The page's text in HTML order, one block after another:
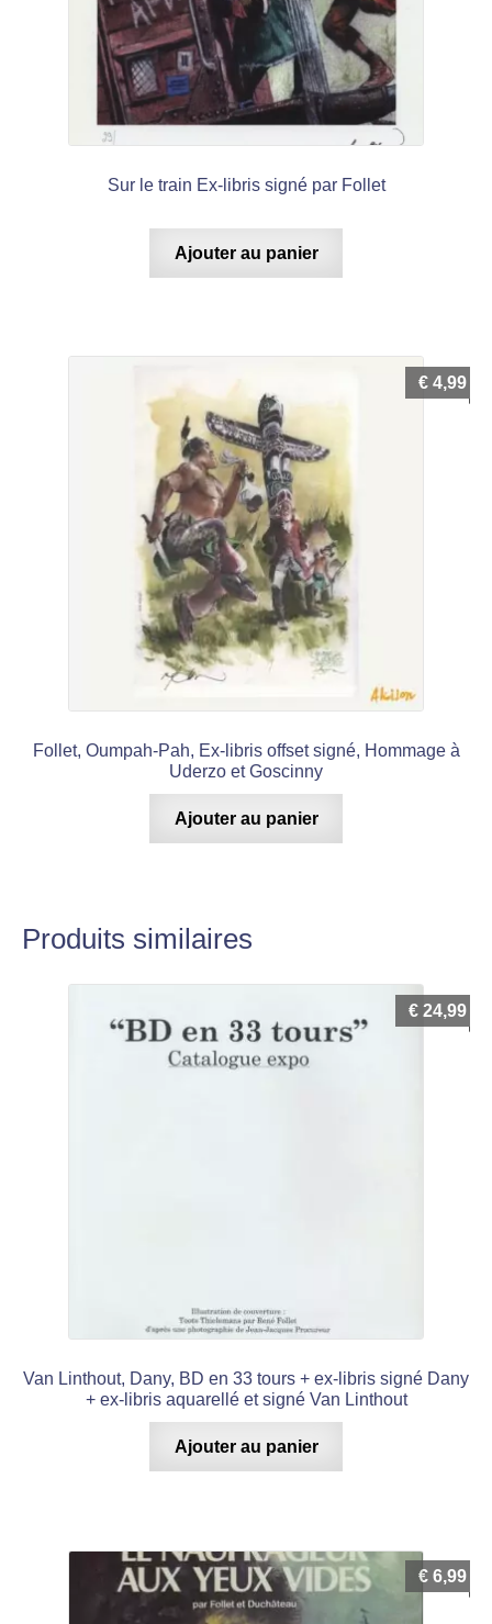
Sur le train Ex-libris signé par Follet
Ajouter au panier
Follet, Oumpah-Pah, Ex-libris offset signé, Hommage à
Uderzo et Goscinny
€ 4,99
Ajouter au panier
Produits similaires
Van Linthout, Dany, BD en 33 tours + ex-libris signé Dany
+ ex-libris aquarellé et signé Van Linthout
€ 24,99
Ajouter au panier
€ 6,99